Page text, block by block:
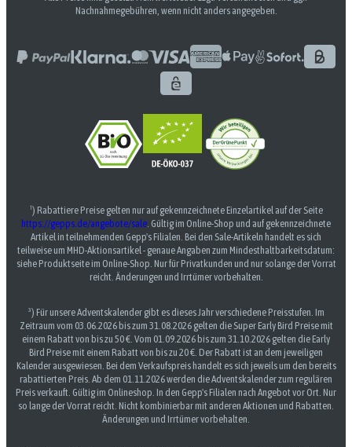
Nachnahmegebühren, wenn nicht anders angegeben.
¹) Rabattiere Preise gelten nur auf gekennzeichnete Einzelartikel auf der Seite
https://gepps.de/angebote/sale . Gültig im Online-Shop und auf gekennzeichnete
Artikel in teilnehmenden Gepp's Filialen. Bei den Sale-Artikeln handelt es sich
teilweise um MHD-Aktionsartikel - genaue Angaben zum Mindesthaltbarkeitsdatum:
siehe Produktseite im Online-Shop. Nur für Privatkunden und nur solange der Vorrat
reicht. Änderungen und Irrtümer vorbehalten.
³) Für unsere Adventskalender gibt es dieses Jahr verschiedene Preisstufen. Im
Zeitraum vom 03.06.2026 bis zum 31.08.2026 gelten die Super Early Bird Preise mit
einem Rabatt von bis zu 50 €. Vom 01.09.2026 bis zum 31.10.2026 gelten die Early
Bird Preise mit einem Rabatt von bis zu 20 €. Der Rabatt ist an dem jeweiligen
Kalender ausgewiesen. Bei dem Verkaufspreis handelt es sich jeweils um den bereits
rabattierten Preis. Ab dem 01.11.2026 werden die Adventskalender zum regulären
Preis verkauft. Gültig im Onlineshop. In den Gepp's Filialen nach Angebot vor Ort. Nur
so lange der Vorrat reicht. Nicht kombinierbar mit anderen Aktionen und Rabatten.
Änderungen und Irrtümer vorbehalten.